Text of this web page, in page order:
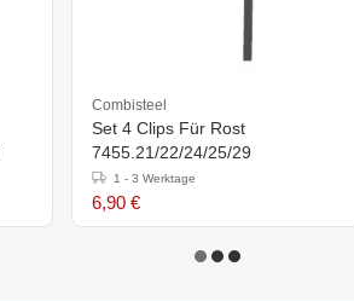
Combisteel
Set 4 Clips Für Rost
7455.21/22/24/25/29
1 - 3 Werktage
6,90 €